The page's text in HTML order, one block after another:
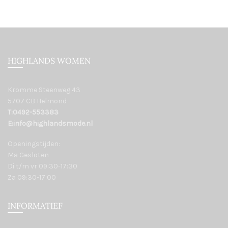
HIGHLANDS WOMEN
Kromme Steenweg 43
5707 CB Helmond
T:0492-553383
E:info@highlandsmode.nl
Openingstijden:
Ma Gesloten
Di t/m vr 09:30-17:30
Za 09:30-17:00
INFORMATIEF